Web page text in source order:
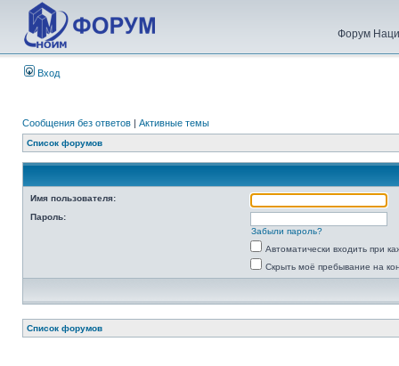
Форум
Вход
Сообщения без ответов | Активные темы
Список форумов
Имя пользователя:
Пароль:
Забыли пароль?
Автоматически входить при
Скрыть моё пребывание на
Список форумов